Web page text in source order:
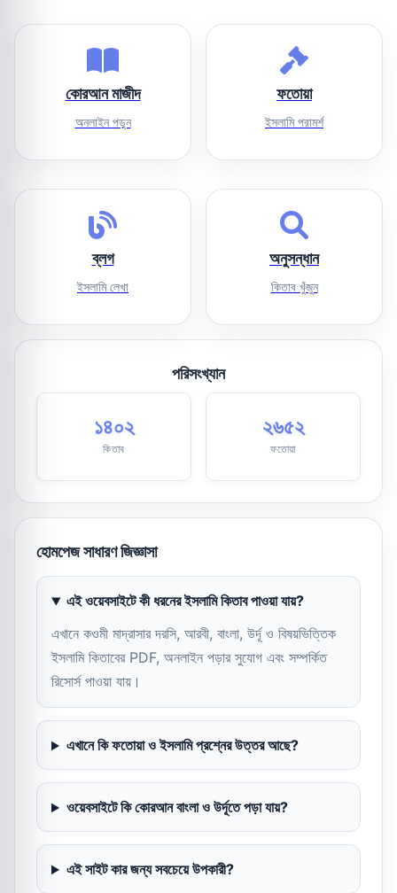
কোরআন মাজীদ
অনলাইন পড়ুন
ফতোয়া
ইসলামি পরামর্শ
ব্লগ
ইসলামি লেখা
অনুসন্ধান
কিতাব খুঁজুন
পরিসংখ্যান
১৪০২
কিতাব
২৬৫২
ফতোয়া
হোমপেজ সাধারণ জিজ্ঞাসা
এই ওয়েবসাইটে কী ধরনের ইসলামি কিতাব পাওয়া যায়?
এখানে কওমী মাদ্রাসার দরসি, আরবী, বাংলা, উর্দূ ও বিষয়ভিত্তিক
ইসলামি কিতাবের PDF, অনলাইন পড়ার সুযোগ এবং সম্পর্কিত
রিসোর্স পাওয়া যায়।
এখানে কি ফতোয়া ও ইসলামি প্রশ্নের উত্তর আছে?
ওয়েবসাইটে কি কোরআন বাংলা ও উর্দূতে পড়া যায়?
এই সাইট কার জন্য সবচেয়ে উপকারী?